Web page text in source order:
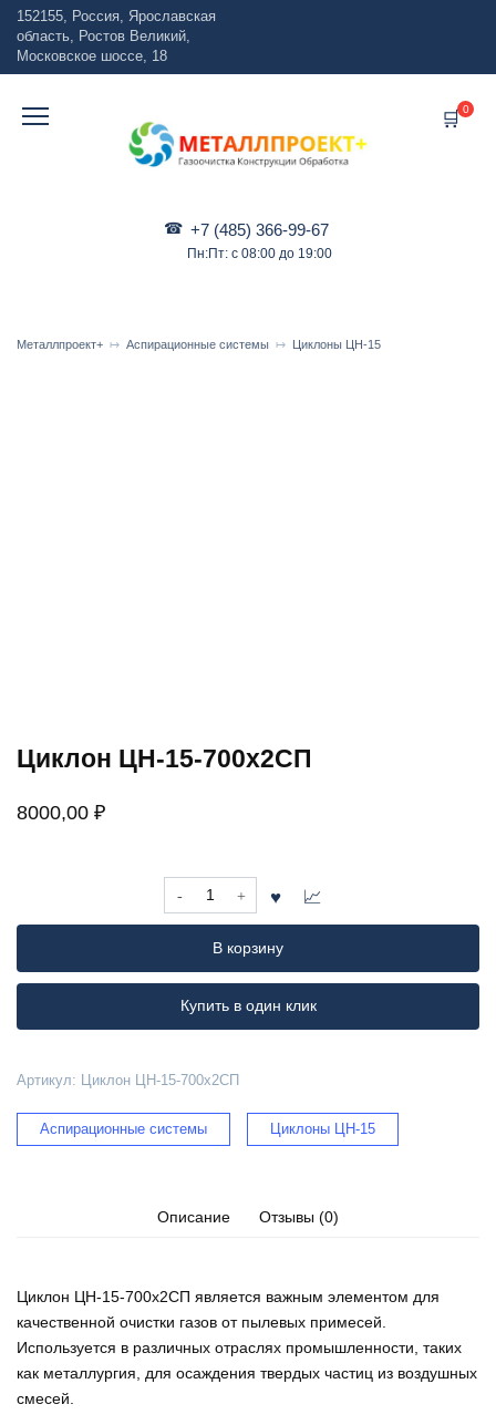
Перейти
содержанию
152155, Россия, Ярославская
область, Ростов Великий,
Московское шоссе, 18
+7 (485) 366-99-67
Пн:Пт: с 08:00 до 19:00
0
Металлпроект+ Аспирационные системы Циклоны ЦН-15
Циклон ЦН-15-700х2СП
8000,00 ₽
Количество
товара
ЦН-15-
700х2СП
В корзину
Купить в один клик
Артикул: Циклон ЦН-15-700х2СП
Аспирационные системы Циклоны ЦН-15
Описание Отзывы (0)
Циклон ЦН-15-700х2СП является важным элементом для
качественной очистки газов от пылевых примесей.
Используется в различных отраслях промышленности, таких
как металлургия, для осаждения твердых частиц из воздушных
смесей.